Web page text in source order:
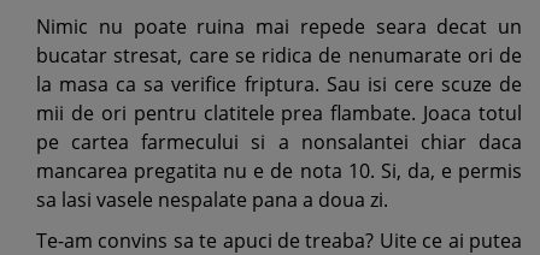
Nimic nu poate ruina mai repede seara decat un
bucatar stresat, care se ridica de nenumarate ori de
la masa ca sa verifice friptura. Sau isi cere scuze de
mii de ori pentru clatitele prea flambate. Joaca totul
pe cartea farmecului si a nonsalantei chiar daca
mancarea pregatita nu e de nota 10. Si, da, e permis
sa lasi vasele nespalate pana a doua zi.
Te-am convins sa te apuci de treaba? Uite ce ai putea